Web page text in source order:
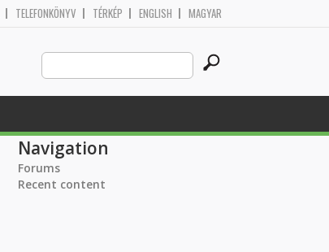
TELEFONKÖNYV TÉRKÉP ENGLISH MAGYAR
Search
this
site
Navigation
Forums
Recent content